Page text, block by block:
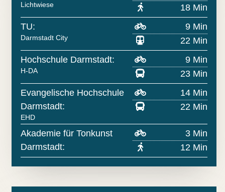
Lichtwiese
18 Min
TU:
Darmstadt City
9 Min
22 Min
Hochschule Darmstadt:
H-DA
9 Min
23 Min
Evangelische Hochschule
Darmstadt:
EHD
14 Min
22 Min
Akademie für Tonkunst
Darmstadt:
3 Min
12 Min